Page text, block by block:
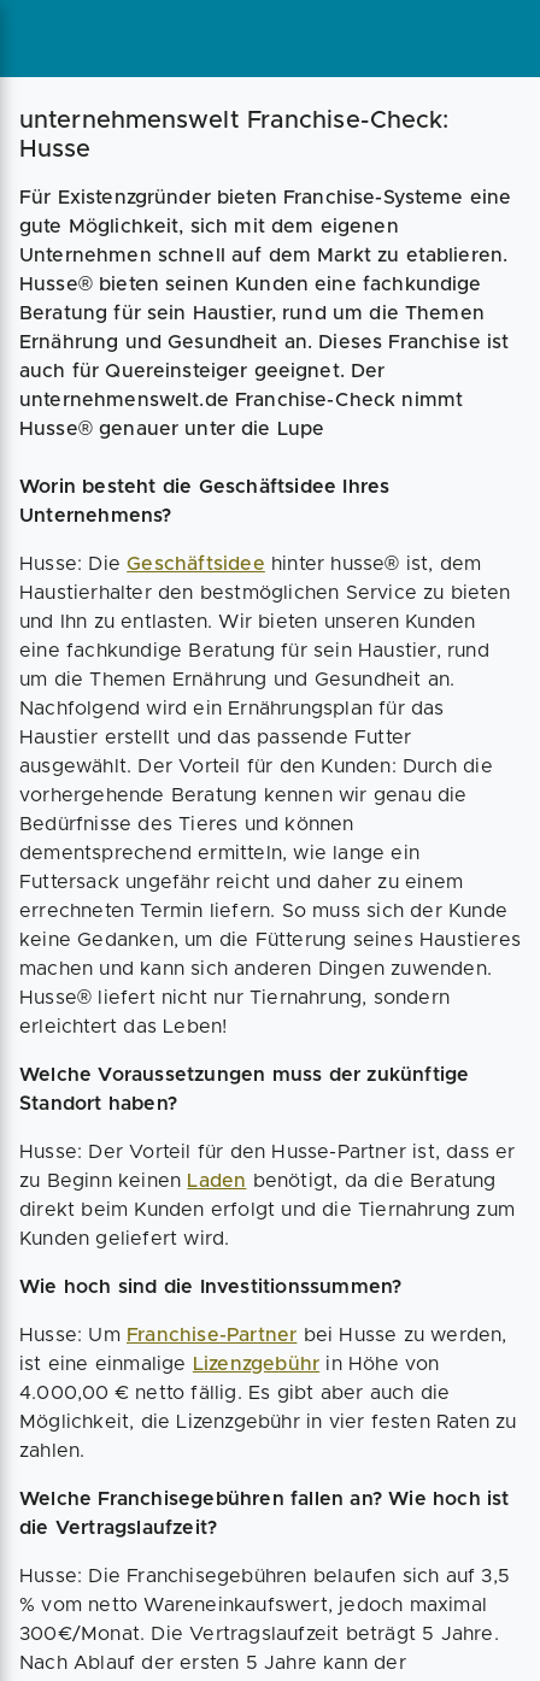
Magazin Businessplan Fördermittel
unternehmenswelt Franchise-Check:
Husse
Für Existenzgründer bieten Franchise-Systeme eine
gute Möglichkeit, sich mit dem eigenen
Unternehmen schnell auf dem Markt zu etablieren.
Husse® bieten seinen Kunden eine fachkundige
Beratung für sein Haustier, rund um die Themen
Ernährung und Gesundheit an. Dieses Franchise ist
auch für Quereinsteiger geeignet. Der
unternehmenswelt.de Franchise-Check nimmt
Husse® genauer unter die Lupe
Worin besteht die Geschäftsidee Ihres
Unternehmens?
Husse: DieGeschäftsidee hinter husse® ist, dem
Haustierhalter den bestmöglichen Service zu bieten
und Ihn zu entlasten. Wir bieten unseren Kunden
eine fachkundige Beratung für sein Haustier, rund
um die Themen Ernährung und Gesundheit an.
Nachfolgend wird ein Ernährungsplan für das
Haustier erstellt und das passende Futter
ausgewählt. Der Vorteil für den Kunden: Durch die
vorhergehende Beratung kennen wir genau die
Bedürfnisse des Tieres und können
dementsprechend ermitteln, wie lange ein
Futtersack ungefähr reicht und daher zu einem
errechneten Termin liefern. So muss sich der Kunde
keine Gedanken, um die Fütterung seines Haustieres
machen und kann sich anderen Dingen zuwenden.
Husse® liefert nicht nur Tiernahrung, sondern
erleichtert das Leben!
Welche Voraussetzungen muss der zukünftige
Standort haben?
Husse: Der Vorteil für den Husse-Partner ist, dass er
zu Beginn keinen Laden benötigt, da die Beratung
direkt beim Kunden erfolgt und die Tiernahrung zum
Kunden geliefert wird.
Wie hoch sind die Investitionssummen?
Husse: Um Franchise-Partner bei Husse zu werden,
ist eine einmalige Lizenzgebühr in Höhe von
4.000,00 € netto fällig. Es gibt aber auch die
Möglichkeit, die Lizenzgebühr in vier festen Raten zu
zahlen.
Welche Franchisegebühren fallen an? Wie hoch ist
die Vertragslaufzeit?
Husse: Die Franchisegebühren belaufen sich auf 3,5
% vom netto Wareneinkaufswert, jedoch maximal
300€/Monat. Die Vertragslaufzeit beträgt 5 Jahre.
Nach Ablauf der ersten 5 Jahre kann der